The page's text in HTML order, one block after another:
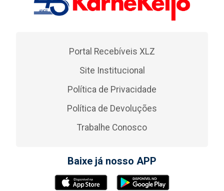
Portal Recebíveis XLZ
Site Institucional
Política de Privacidade
Política de Devoluções
Trabalhe Conosco
Baixe já nosso APP